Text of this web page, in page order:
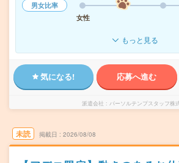
男女比率
女性
もっと見る
気になる! 応募へ進む
派遣会社 パーソルテンプスタッフ株
未読 掲載日 2026/08/08